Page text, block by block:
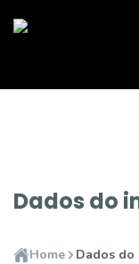
Dados do
Home Dados do